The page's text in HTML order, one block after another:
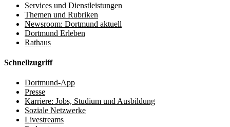
Services und Dienstleistungen
Themen und Rubriken
Newsroom: Dortmund aktuell
Dortmund Erleben
Rathaus
Schnellzugriff
Dortmund-App
Presse
Karriere: Jobs, Studium und Ausbildung
Soziale Netzwerke
Livestreams